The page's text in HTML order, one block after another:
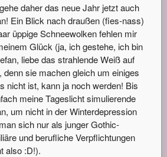
daher das neue Jahr jetzt auch
Ein Blick nach draußen (fies-nass)
üppige Schneewolken fehlen mir
Glück (ja, ich gestehe, ich bin
liebe das strahlende Weiß auf
denn sie machen gleich um einiges
nicht ist, kann ja noch werden! Bis
meine Tageslicht simulierende
um nicht in der Winterdepression
sich nur als junger Gothic-
und berufliche Verpflichtungen
also :D!).